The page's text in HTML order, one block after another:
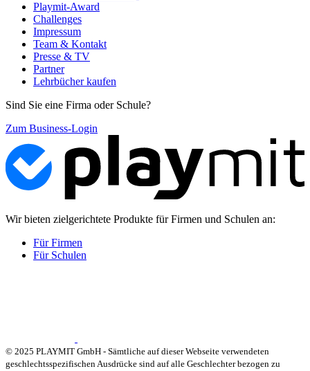
Playmit-Award
Challenges
Impressum
Team & Kontakt
Presse & TV
Partner
Lehrbücher kaufen
Sind Sie eine Firma oder Schule?
Zum Business-Login
Wir bieten zielgerichtete Produkte für Firmen und Schulen an:
Für Firmen
Für Schulen
© 2025 PLAYMIT GmbH - Sämtliche auf dieser Webseite verwendeten
geschlechtsspezifischen Ausdrücke sind auf alle Geschlechter bezogen zu